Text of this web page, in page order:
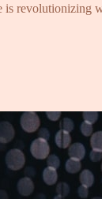
revolutionizing